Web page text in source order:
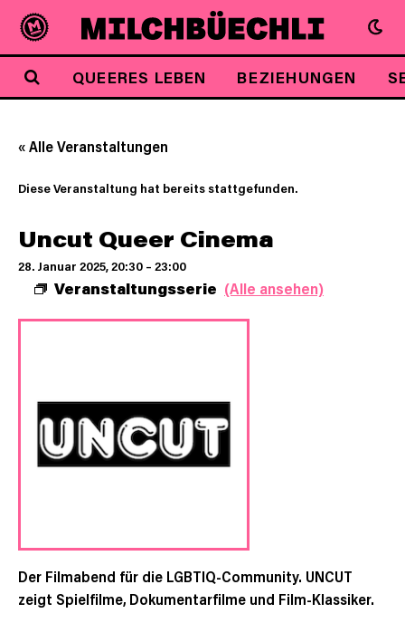
QUEERES LEBEN BEZIEHUNGEN
« Alle Veranstaltungen
Diese Veranstaltung hat bereits stattgefunden.
Uncut Queer Cinema
28. Januar 2025, 20:30 – 23:00
Veranstaltungsserie (Alle ansehen)
Der Filmabend für die LGBTIQ-Community. UNCUT
zeigt Spielfilme, Dokumentarfilme und Film-Klassiker.